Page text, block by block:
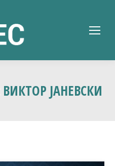
ВИКТОР ЈАНЕВСКИ